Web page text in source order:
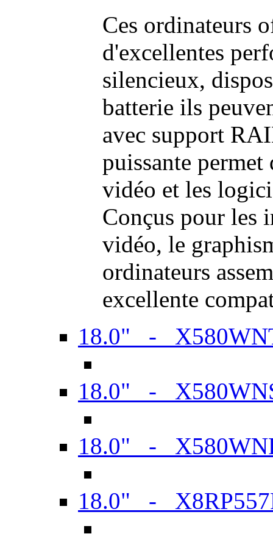
Ces ordinateurs
d'excellentes
silencieux,
batterie ils
avec support
puissante permet
vidéo et les
Conçus pour les
vidéo, le
ordinateurs
excellente
18.0" -
18.0" -
18.0" -
18.0" -